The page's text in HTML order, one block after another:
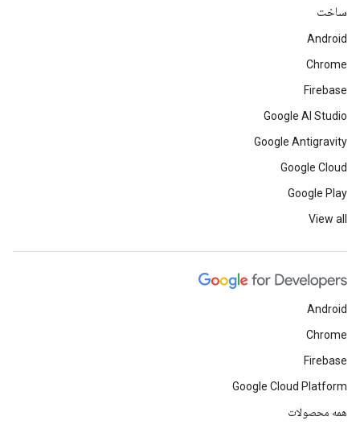
ساخت
Android
Chrome
Firebase
Google AI Studio
Google Antigravity
Google Cloud
Google Play
View all
Android
Chrome
Firebase
Google Cloud Platform
همه محصولات